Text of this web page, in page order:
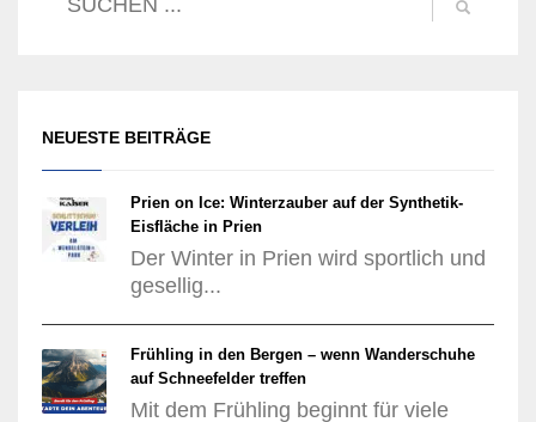
NEUESTE BEITRÄGE
Prien on Ice: Winterzauber auf der Synthetik-
Eisfläche in Prien
Der Winter in Prien wird sportlich und
gesellig...
Frühling in den Bergen – wenn Wanderschuhe
auf Schneefelder treffen
Mit dem Frühling beginnt für viele